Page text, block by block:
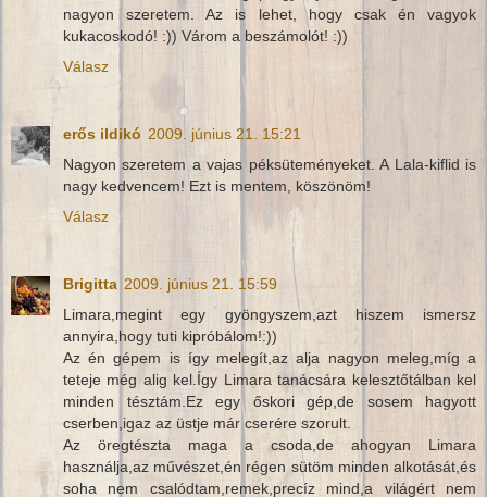
nagyon szeretem. Az is lehet, hogy csak én vagyok
kukacoskodó! :)) Várom a beszámolót! :))
Válasz
erős ildikó 2009. június 21. 15:21
Nagyon szeretem a vajas péksüteményeket. A Lala-kiflid is
nagy kedvencem! Ezt is mentem, köszönöm!
Válasz
Brigitta 2009. június 21. 15:59
Limara,megint egy gyöngyszem,azt hiszem ismersz
annyira,hogy tuti kipróbálom!:))
Az én gépem is így melegít,az alja nagyon meleg,míg a
teteje még alig kel.Így Limara tanácsára kelesztőtálban kel
minden tésztám.Ez egy őskori gép,de sosem hagyott
cserben,igaz az üstje már cserére szorult.
Az öregtészta maga a csoda,de ahogyan Limara
használja,az művészet,én régen sütöm minden alkotását,és
soha nem csalódtam,remek,precíz mind,a világért nem